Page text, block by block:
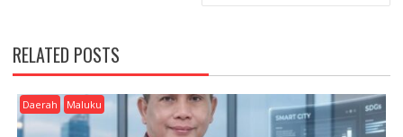
A
V
I
G
A
RELATED POSTS
Daerah Maluku